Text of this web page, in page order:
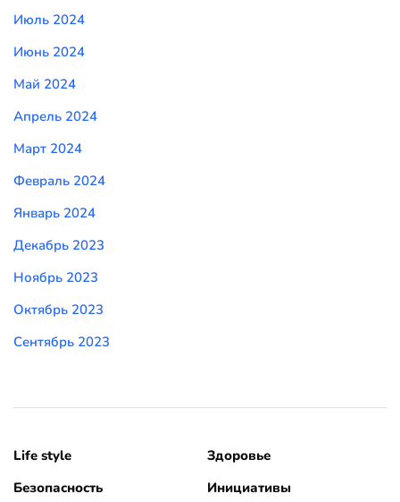
Июль 2024
Июнь 2024
Май 2024
Апрель 2024
Март 2024
Февраль 2024
Январь 2024
Декабрь 2023
Ноябрь 2023
Октябрь 2023
Сентябрь 2023
Life style
Безопасность
Здоровье
Инициативы